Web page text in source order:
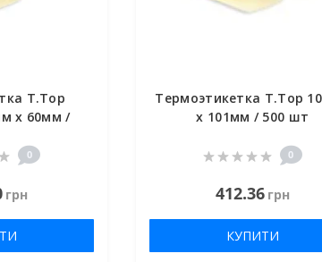
T.Top
х 60мм /
0
грн
Термоэтикетка T.Top
х 101мм / 500 шт
0
412.36 грн
КУПИТИ